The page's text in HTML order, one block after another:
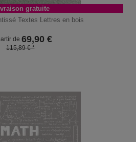
gratuite
Textes Lettres en bois
de 69,90€
115,89 € *